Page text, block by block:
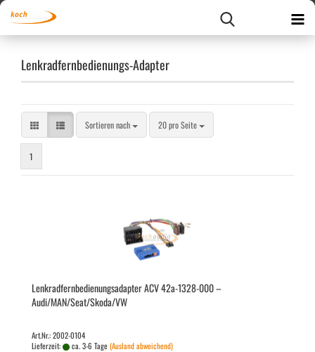
Lenkradfernbedienungs-Adapter
Sortieren nach
Sortieren nach 20 pro Seite
pro Seite
1
Lenk­rad­fern­be­die­nungs­ad­ap­ter ACV 42a-​1328-​000 –
Audi/MAN/Seat/Skoda/VW
Art.Nr.: 2002-0104
Lieferzeit:
ca. 3-6 Tage(Ausland abweichend)